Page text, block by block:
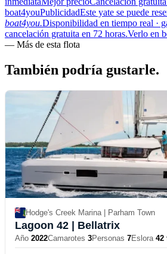
boat4youPublicidadEste yate se puede
boat4you.Disponibilidad en tiempo real ·
cancelación gratuita en 72 horas.Verlo en
— Más de esta flota
También podría gustarle.
Hodge's Creek Marina | Parham Town
Lagoon 42 | Bellatrix
Año 2022Camarotes 3Personas 7Eslora 42